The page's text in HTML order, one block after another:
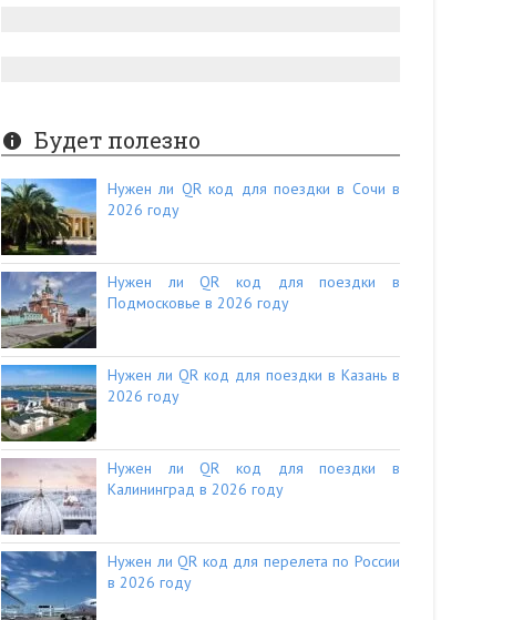
Будет полезно
Нужен ли QR код для поездки в Сочи в
2026 году
Нужен ли QR код для поездки в
Подмосковье в 2026 году
Нужен ли QR код для поездки в Казань в
2026 году
Нужен ли QR код для поездки в
Калининград в 2026 году
Нужен ли QR код для перелета по России
в 2026 году